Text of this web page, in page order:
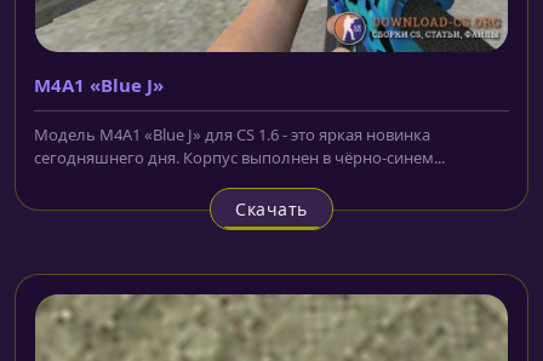
M4A1 «Blue J»
Модель M4A1 «Blue J» для CS 1.6 - это яркая новинка
сегодняшнего дня. Корпус выполнен в чёрно-синем...
Скачать